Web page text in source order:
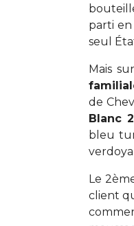
parti en
seul
Mais
de
Blanc
bleu
Le
client